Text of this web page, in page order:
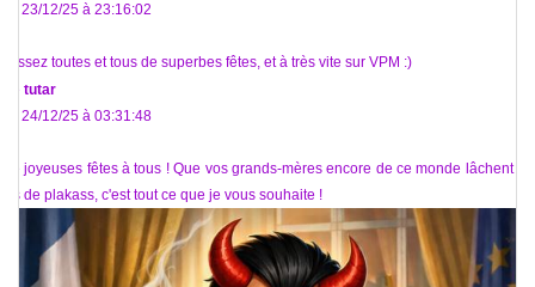
Le 23/12/25 à 23:16:02
passez toutes et tous de superbes fêtes, et à très vite sur VPM :)
tutar
Le 24/12/25 à 03:31:48
De joyeuses fêtes à tous ! Que vos grands-mères encore de ce monde lâchent un
tas de plakass, c'est tout ce que je vous souhaite !